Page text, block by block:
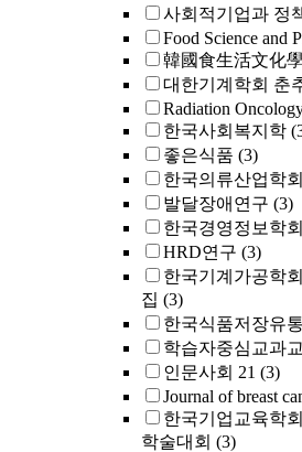
사회적기업과 정
Food Science and
韓國食生活文化
대한기계학회 춘
Radiation
한국사회복지학
좋은식품 (3)
한국의류산업학회
발달장애연구 (3)
한국경영정보학
HRD연구 (3)
한국기계가공학
집 (3)
한국식품저장유
학습자중심교과
인문사회 21 (3)
Journal of breast
한국기업교육학
학술대회 (3)